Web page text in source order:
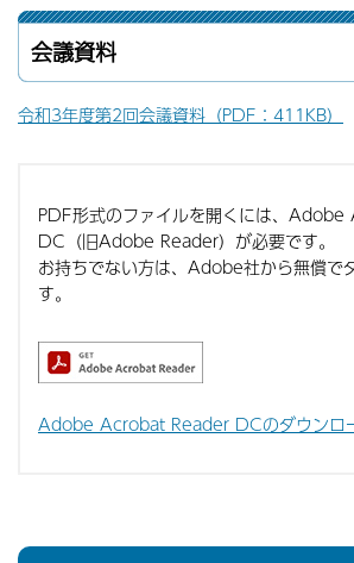
会議資料
令和3年度第2回会議資料（PDF：411KB）
PDF形式のファイルを開くには、
DC（旧Adobe Reader）が必要です。
お持ちでない方は、Adobe社から無償で
す。
Adobe Acrobat Reader DCのダウンロ